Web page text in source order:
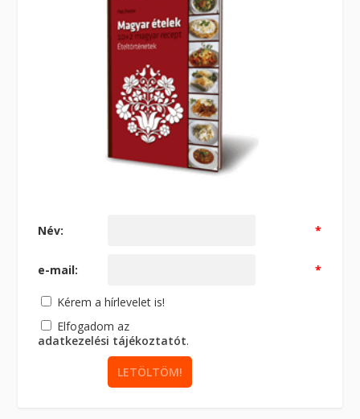
Név: *
e-mail: *
Kérem a hírlevelet is!
Elfogadom az
adatkezelési tájékoztatót.